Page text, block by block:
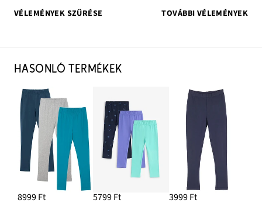
VÉLEMÉNYEK SZŰRÉSE
TOVÁBBI VÉLEMÉNYEK
HASONLÓ TERMÉKEK
8999 Ft 5799 Ft 3999 Ft